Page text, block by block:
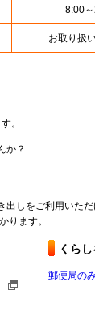
8:00
お取り扱
。
か？
しをご利用いただ
ります。
くら
郵便局の